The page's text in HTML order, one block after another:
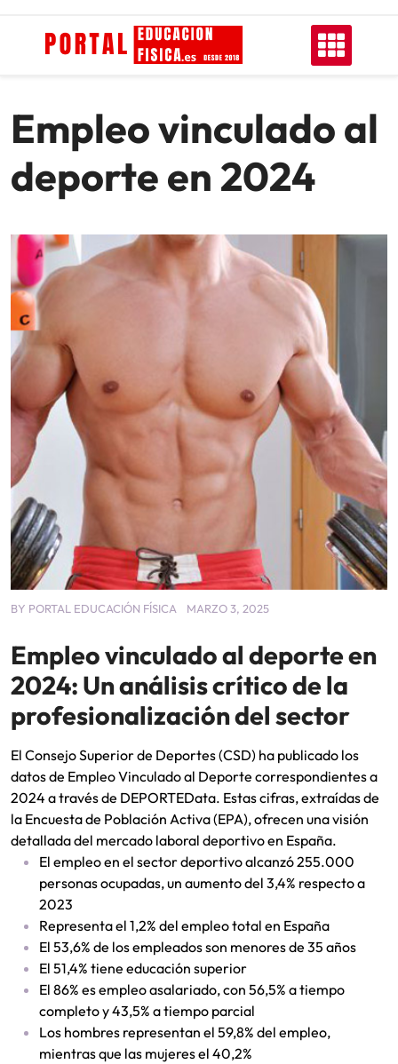
content
Empleo vinculado al
deporte en 2024
BY PORTAL EDUCACIÓN FÍSICA MARZO 3, 2025
Empleo vinculado al deporte en
2024: Un análisis crítico de la
profesionalización del sector
El Consejo Superior de Deportes (CSD) ha publicado los
datos de Empleo Vinculado al Deporte correspondientes a
2024 a través de DEPORTEData. Estas cifras, extraídas de
la Encuesta de Población Activa (EPA), ofrecen una visión
detallada del mercado laboral deportivo en España.
El empleo en el sector deportivo alcanzó 255.000
personas ocupadas, un aumento del 3,4% respecto a
2023
Representa el 1,2% del empleo total en España
El 53,6% de los empleados son menores de 35 años
El 51,4% tiene educación superior
El 86% es empleo asalariado, con 56,5% a tiempo
completo y 43,5% a tiempo parcial
Los hombres representan el 59,8% del empleo,
mientras que las mujeres el 40,2%